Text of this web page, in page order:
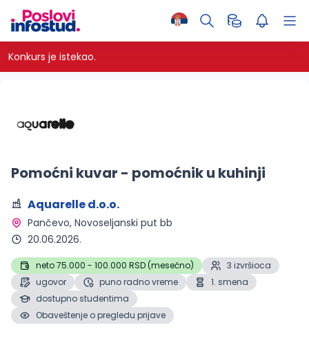
Konkurs je istekao.
Pomoćni kuvar - pomoćnik u kuhinji
Aquarelle d.o.o.
Pančevo, Novoseljanski put bb
20.06.2026.
neto 75.000 - 100.000 RSD (mesečno)
3 izvršioca
ugovor
puno radno vreme
1. smena
dostupno studentima
Obaveštenje o pregledu prijave